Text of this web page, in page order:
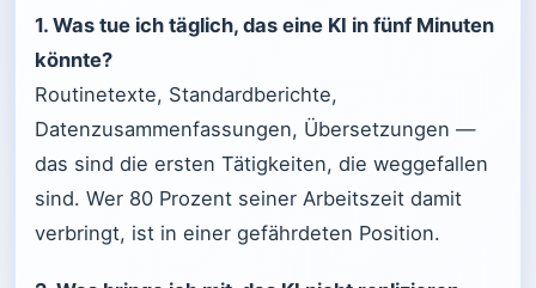
1. Was tue ich täglich, das eine KI in fünf Minuten
könnte?
Routinetexte, Standardberichte,
Datenzusammenfassungen, Übersetzungen —
das sind die ersten Tätigkeiten, die weggefallen
sind. Wer 80 Prozent seiner Arbeitszeit damit
verbringt, ist in einer gefährdeten Position.